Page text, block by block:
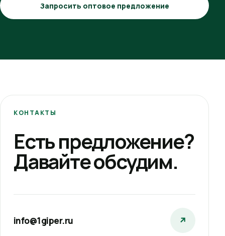
Запросить оптовое предложение
КОНТАКТЫ
Есть предложение?
Давайте обсудим.
info@1giper.ru ↗